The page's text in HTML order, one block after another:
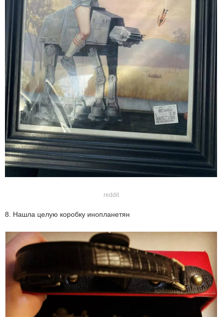
reddit
8. Нашла целую коробку инопланетян